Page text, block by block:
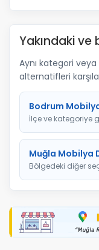
Yakındaki ve
Aynı kategori
alternatifleri
Bodrum
İlçe ve kategoriye
Muğla Mobilya
Bölgedeki diğer